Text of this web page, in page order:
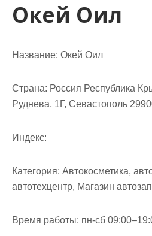
Окей Оил
Название: Окей Оил
Страна: Россия Республика
Руднева, 1Г, Севастополь
Индекс:
Категория: Автокосметика,
автотехцентр, Магазин
Время работы: пн-сб